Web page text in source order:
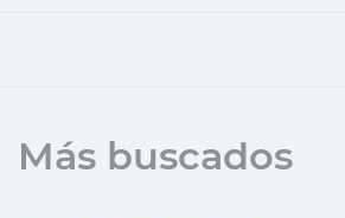
Más buscados